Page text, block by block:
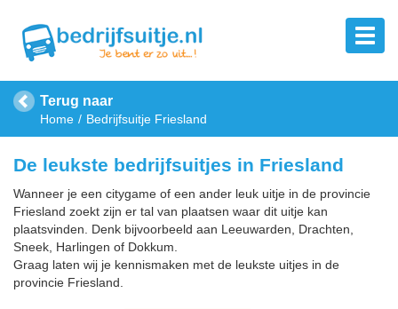
Terug naar
Home Bedrijfsuitje Friesland
De leukste bedrijfsuitjes in Friesland
Wanneer je een citygame of een ander leuk uitje in de provincie
Friesland zoekt zijn er tal van plaatsen waar dit uitje kan
plaatsvinden. Denk bijvoorbeeld aan Leeuwarden, Drachten,
Sneek, Harlingen of Dokkum.
Graag laten wij je kennismaken met de leukste uitjes in de
provincie Friesland.